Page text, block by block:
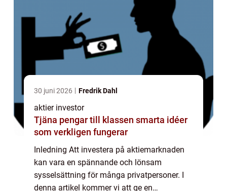
30 juni 2026 Fredrik Dahl
aktier investor
Tjäna pengar till klassen smarta idéer
som verkligen fungerar
Inledning Att investera på aktiemarknaden
kan vara en spännande och lönsam
sysselsättning för många privatpersoner. I
denna artikel kommer vi att ge en